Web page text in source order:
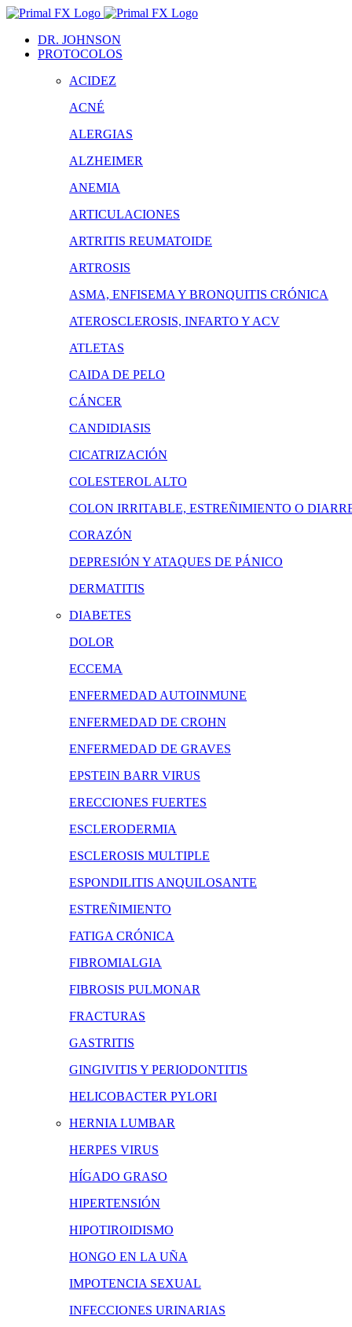
Saltar
contenidoDR. JOHNSON
PROTOCOLOS
ACIDEZ
ACNÉ
ALERGIAS
ALZHEIMER
ANEMIA
ARTICULACIONES
ARTRITIS REUMATOIDE
ARTROSIS
ASMA, ENFISEMA Y BRONQUITIS CRÓNICA
ATEROSCLEROSIS, INFARTO Y ACV
ATLETAS
CAIDA DE PELO
CÁNCER
CANDIDIASIS
CICATRIZACIÓN
COLESTEROL ALTO
COLON IRRITABLE, ESTREÑIMIENTO O
CORAZÓN
DEPRESIÓN Y ATAQUES DE PÁNICO
DERMATITIS
DIABETES
DOLOR
ECCEMA
ENFERMEDAD AUTOINMUNE
ENFERMEDAD DE CROHN
ENFERMEDAD DE GRAVES
EPSTEIN BARR VIRUS
ERECCIONES FUERTES
ESCLERODERMIA
ESCLEROSIS MULTIPLE
ESPONDILITIS ANQUILOSANTE
ESTREÑIMIENTO
FATIGA CRÓNICA
FIBROMIALGIA
FIBROSIS PULMONAR
FRACTURAS
GASTRITIS
GINGIVITIS Y PERIODONTITIS
HELICOBACTER PYLORI
HERNIA LUMBAR
HERPES VIRUS
HÍGADO GRASO
HIPERTENSIÓN
HIPOTIROIDISMO
HONGO EN LA UÑA
IMPOTENCIA SEXUAL
INFECCIONES URINARIAS